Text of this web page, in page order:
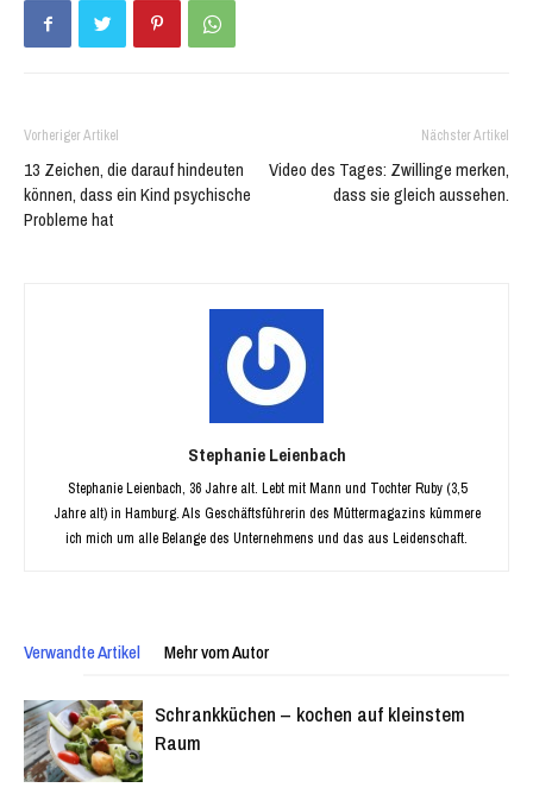
Vorheriger Artikel
13 Zeichen, die darauf hindeuten
können, dass ein Kind psychische
Probleme hat
Nächster Artikel
Video des Tages: Zwillinge merken,
dass sie gleich aussehen.
Stephanie Leienbach
Stephanie Leienbach, 36 Jahre alt. Lebt mit Mann und Tochter Ruby (3,5
Jahre alt) in Hamburg. Als Geschäftsführerin des Müttermagazins kümmere
ich mich um alle Belange des Unternehmens und das aus Leidenschaft.
Verwandte Artikel Mehr vom Autor
Schrankküchen – kochen auf kleinstem
Raum